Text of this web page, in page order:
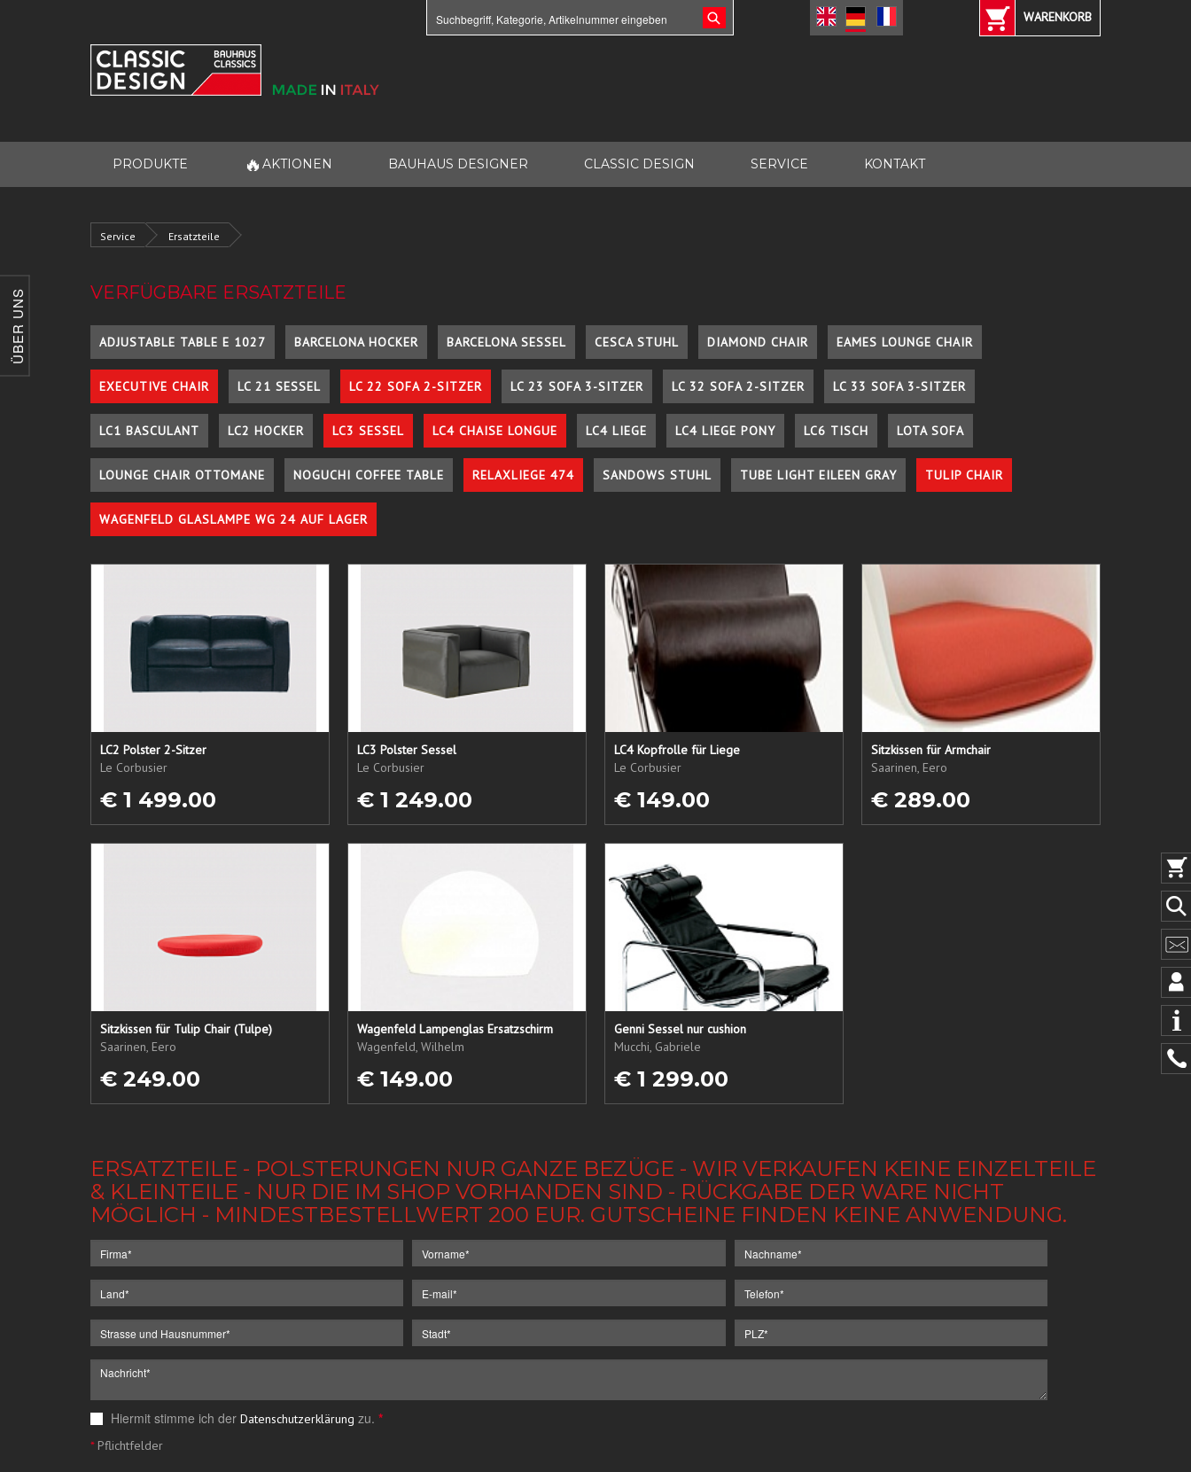
ÜBER UNS
WARENKORB
PRODUKTE 🔥 AKTIONEN BAUHAUS DESIGNER CLASSIC DESIGN SERVICE KONTAKT
Service Ersatzteile
VERFÜGBARE ERSATZTEILE
ADJUSTABLE TABLE E 1027 BARCELONA HOCKER BARCELONA SESSEL CESCA STUHL DIAMOND CHAIR EAMES LOUNGE CHAIR
EXECUTIVE CHAIR LC 21 SESSEL LC 22 SOFA 2-SITZER LC 23 SOFA 3-SITZER LC 32 SOFA 2-SITZER LC 33 SOFA 3-SITZER
LC1 BASCULANT LC2 HOCKER LC3 SESSEL LC4 CHAISE LONGUE LC4 LIEGE LC4 LIEGE PONY LC6 TISCH LOTA SOFA
LOUNGE CHAIR OTTOMANE NOGUCHI COFFEE TABLE RELAXLIEGE 474 SANDOWS STUHL TUBE LIGHT EILEEN GRAY TULIP CHAIR
WAGENFELD GLASLAMPE WG 24 AUF LAGER
LC2 Polster 2-Sitzer
Le Corbusier
€ 1 499.00
LC3 Polster Sessel
Le Corbusier
€ 1 249.00
LC4 Kopfrolle für Liege
Le Corbusier
€ 149.00
Sitzkissen für Armchair
Saarinen, Eero
€ 289.00
Sitzkissen für Tulip Chair (Tulpe)
Saarinen, Eero
€ 249.00
Wagenfeld Lampenglas Ersatzschirm
Wagenfeld, Wilhelm
€ 149.00
Genni Sessel nur cushion
Mucchi, Gabriele
€ 1 299.00
ERSATZTEILE - POLSTERUNGEN NUR GANZE BEZÜGE - WIR VERKAUFEN KEINE EINZELTEILE
& KLEINTEILE - NUR DIE IM SHOP VORHANDEN SIND - RÜCKGABE DER WARE NICHT
MÖGLICH - MINDESTBESTELLWERT 200 EUR. GUTSCHEINE FINDEN KEINE ANWENDUNG.
Hiermit stimme ich der Datenschutzerklärung zu. *
*Pflichtfelder